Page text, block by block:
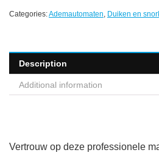
Categories:Ademautomaten, Duiken en
Description
Additional information
Vertrouw op deze professionele